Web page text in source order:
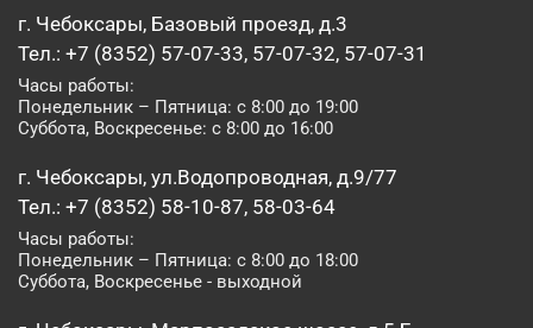
г. Чебоксары, Базовый проезд, д.3
Тел.: +7 (8352) 57-07-33, 57-07-32, 57-07-31
Часы работы:
Понедельник – Пятница: с 8:00 до 19:00
Суббота, Воскресенье: с 8:00 до 16:00
г. Чебоксары, ул.Водопроводная, д.9/77
Тел.: +7 (8352) 58-10-87, 58-03-64
Часы работы:
Понедельник – Пятница: с 8:00 до 18:00
Суббота, Воскресенье - выходной